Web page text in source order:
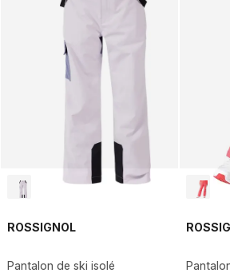
ROSSIGNOL
Pantalon de ski isolé